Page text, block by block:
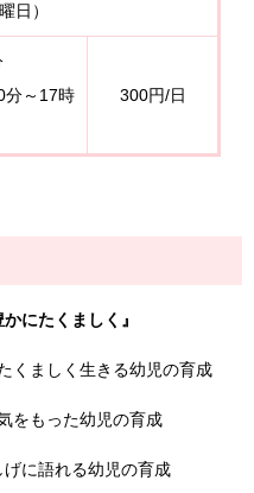
日）
分～17時
300円/日
にたくましく』
くましく生きる幼児の育成
をもった幼児の育成
に語れる幼児の育成